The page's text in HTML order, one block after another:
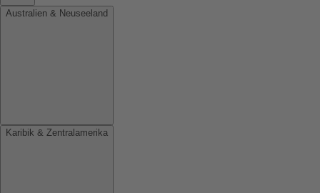
Australien & Neuseeland
Karibik & Zentralamerika